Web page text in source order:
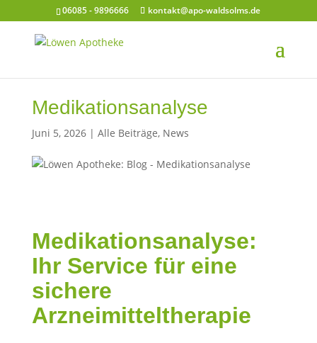
06085 - 9896666 kontakt@apo-waldsolms.de
Medikationsanalyse
Juni 5, 2026| Alle Beiträge, News
Medikationsanalyse:
Ihr Service für eine
sichere
Arzneimitteltherapie